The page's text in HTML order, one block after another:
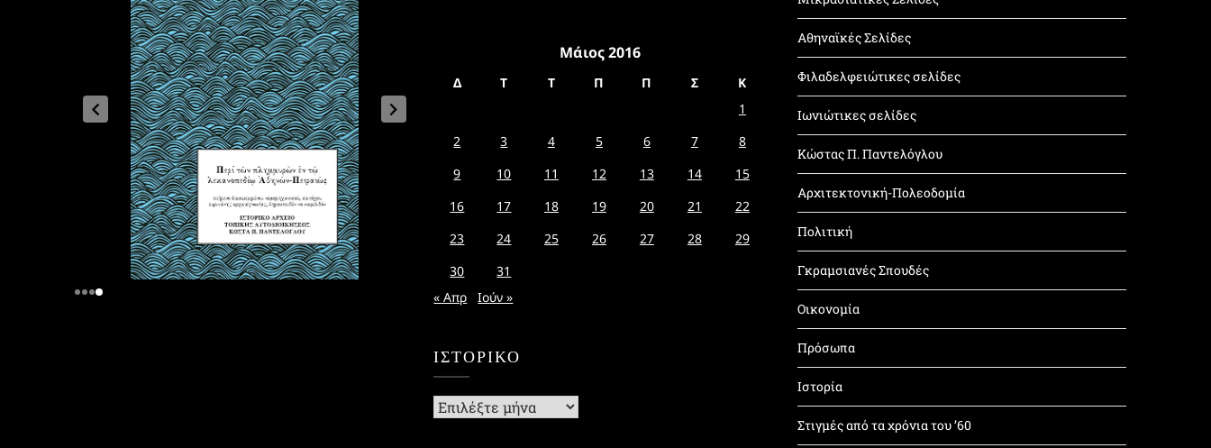
Μάιος 2016
Δ Τ Τ Π Π Σ
Κ
1
2
3 4 5 6 7
8
9
10 11 12 13 14
15
16
17 18 19 20 21
22
23
24 25 26 27 28
29
30
31
« Απρ
Ιούν »
ΙΣΤΟΡΙΚΌ
Ιστορικό
Αθηναϊκές Σελίδες
Φιλαδελφειώτικες σελίδες
Ιωνιώτικες σελίδες
Κώστας Π. Παντελόγλου
Αρχιτεκτονική-Πολεοδομία
Πολιτική
Γκραμσιανές Σπουδές
Οικονομία
Πρόσωπα
Ιστορία
Στιγμές από τα χρόνια του ’60